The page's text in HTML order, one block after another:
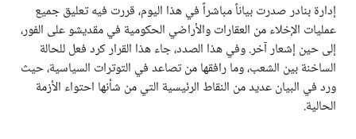
إدارة بنادر صدرت بياناً مباشراً في هذا اليوم، قررت فيه تعليق جميع
عمليات الإخلاء من العقارات والأراضي الحكومية في مقديشو على الفور،
إلى حين إشعار آخر. وفي هذا الصدد، جاء هذا القرار كرد فعل للحالة
الساخنة بين الشعب، وما رافقها من تصاعد في التوترات السياسية، حيث
ورد في البيان عديد من النقاط الرئيسية التي من شأنها احتواء الأزمة
الحالية.